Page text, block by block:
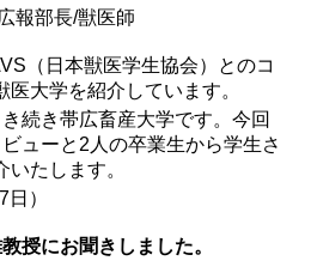
報部長/獣医師
（日本獣医学生協会）とのコ
大学を紹介しています。
続き帯広畜産大学です。今回
ューと2人の卒業生から学生さ
たします。
）
授にお聞きしました。